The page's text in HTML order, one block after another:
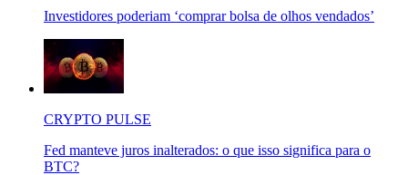
Investidores poderiam ‘comprar bolsa de olhos vendados’
CRYPTO PULSE
Fed manteve juros inalterados: o que isso significa para o
BTC?